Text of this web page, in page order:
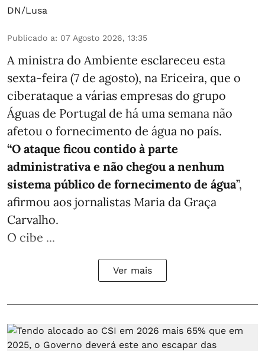
DN/Lusa
Publicado a: 07 Agosto 2026, 13:35
A ministra do Ambiente esclareceu esta
sexta-feira (7 de agosto), na Ericeira, que o
ciberataque a várias empresas do grupo
Águas de Portugal de há uma semana não
afetou o fornecimento de água no país.
“O ataque ficou contido à parte
administrativa e não chegou a nenhum
sistema público de fornecimento de água”,
afirmou aos jornalistas Maria da Graça
Carvalho.
O cibe ...
Ver mais